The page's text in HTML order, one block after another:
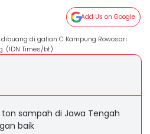
Add Us on Google
di galian C Kampung Rowosari
(IDN Times/bt)
sampah di Jawa Tengah
baik